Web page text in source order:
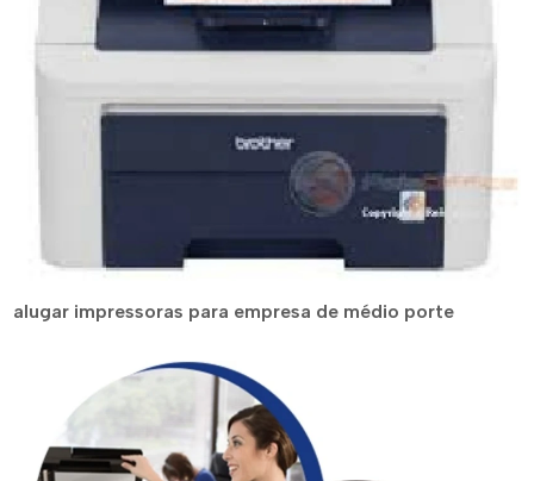
alugar impressoras para empresa de médio porte